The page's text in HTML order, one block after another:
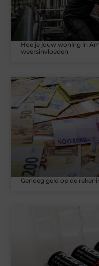
Hoe je jouw woning in
weersinvloeden
Genoeg geld op de